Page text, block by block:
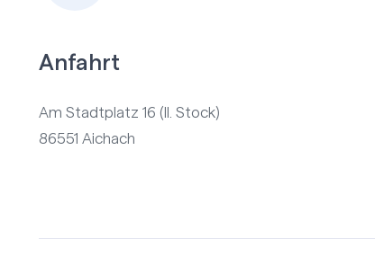
Anfahrt
Am Stadtplatz 16 (II. Stock)
86551 Aichach